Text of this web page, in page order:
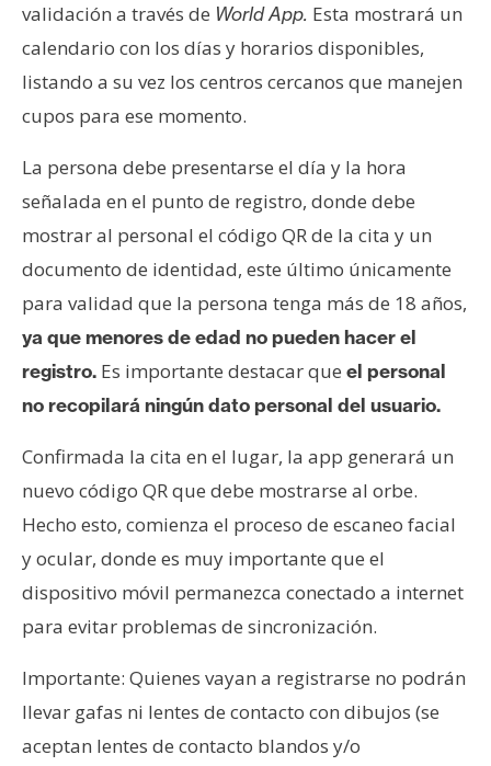
validación a través de World App. Esta mostrará un
calendario con los días y horarios disponibles,
listando a su vez los centros cercanos que manejen
cupos para ese momento.
La persona debe presentarse el día y la hora
señalada en el punto de registro, donde debe
mostrar al personal el código QR de la cita y un
documento de identidad, este último únicamente
para validad que la persona tenga más de 18 años,
ya que menores de edad no pueden hacer el
registro. Es importante destacar que el personal
no recopilará ningún dato personal del usuario.
Confirmada la cita en el lugar, la app generará un
nuevo código QR que debe mostrarse al orbe.
Hecho esto, comienza el proceso de escaneo facial
y ocular, donde es muy importante que el
dispositivo móvil permanezca conectado a internet
para evitar problemas de sincronización.
Importante: Quienes vayan a registrarse no podrán
llevar gafas ni lentes de contacto con dibujos (se
aceptan lentes de contacto blandos y/o